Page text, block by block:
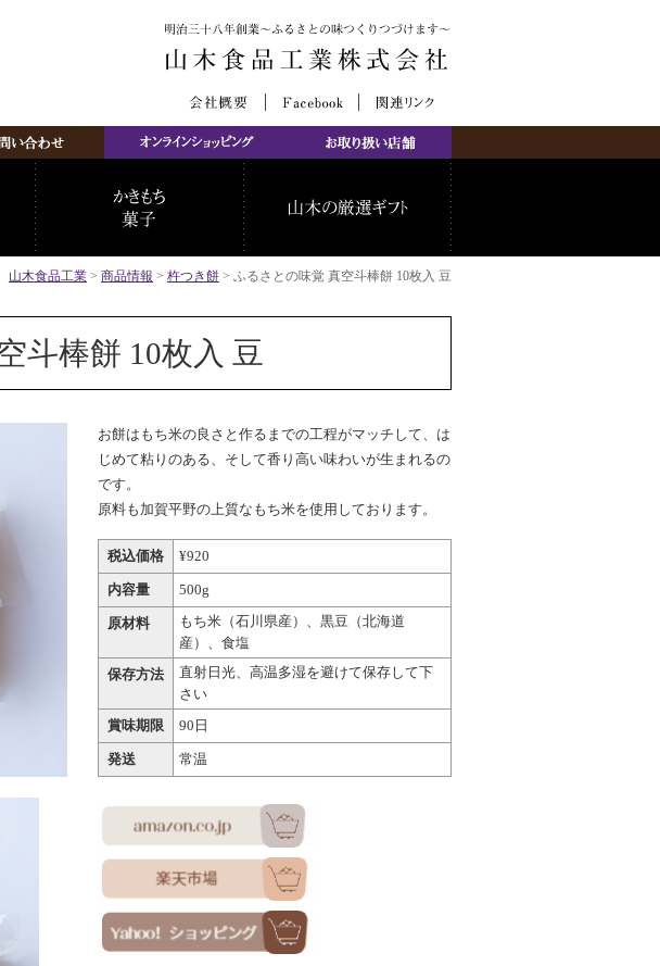
山木食品工業 > 商品情報 > 杵つき餅 > ふるさとの味覚 真空斗棒餅 10枚入 豆
斗棒餅 10枚入 豆
お餅はもち米の良さと作るまでの工程がマッチして、は
じめて粘りのある、そして香り高い味わいが生まれるの
です。
原料も加賀平野の上質なもち米を使用しております。
税込価格 ¥920
内容量 500g
原材料
もち米（石川県産）、黒豆（北海道
産）、食塩
保存方法
直射日光、高温多湿を避けて保存して下
さい
賞味期限 90日
発送 常温